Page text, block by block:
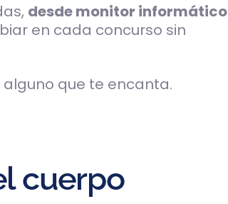
desde monitor informático
en cada concurso sin
que te encanta.
cuerpo